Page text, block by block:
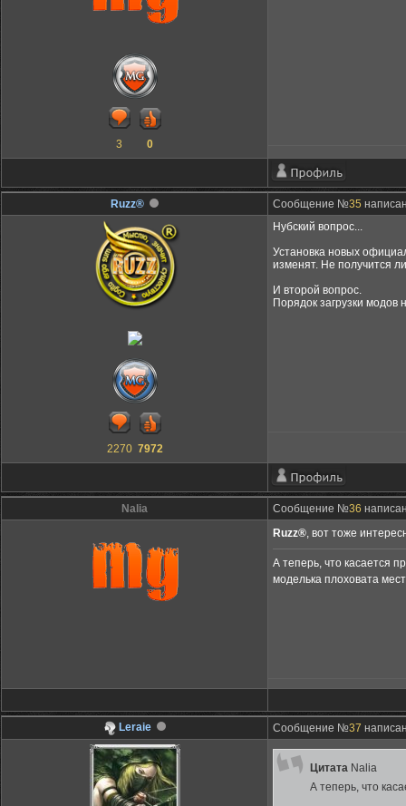
3 0
Ruzz® Сообщение №35
2270 7972
Нубский вопрос...
Установка новых
изменят. Не получится
И второй вопрос.
Порядок загрузки модов
Nalia Сообщение №36
Ruzz®, вот тоже
А теперь, что касается
моделька плоховата
Leraie Сообщение №37
Цитата Nalia
А теперь, что